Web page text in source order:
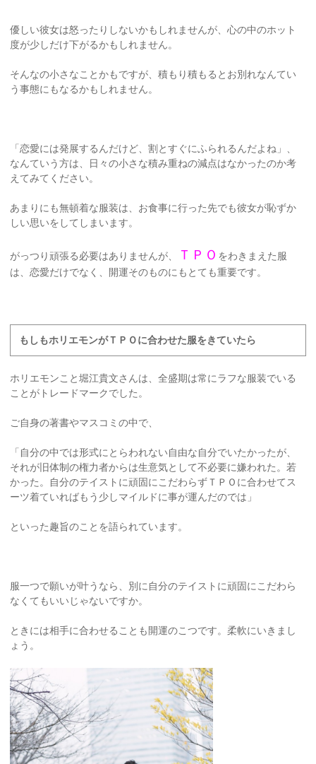
優しい彼女は怒ったりしないかもしれませんが、心の中のホット
度が少しだけ下がるかもしれません。
そんなの小さなことかもですが、積もり積もるとお別れなんてい
う事態にもなるかもしれません。
「恋愛には発展するんだけど、割とすぐにふられるんだよね」、
なんていう方は、日々の小さな積み重ねの減点はなかったのか考
えてみてください。
あまりにも無頓着な服装は、お食事に行った先でも彼女が恥ずか
しい思いをしてしまいます。
がっつり頑張る必要はありませんが、 ＴＰＯ をわきまえた服
は、恋愛だけでなく、開運そのものにもとても重要です。
もしもホリエモンがＴＰＯに合わせた服をきていたら
ホリエモンこと堀江貴文さんは、全盛期は常にラフな服装でいる
ことがトレードマークでした。
ご自身の著書やマスコミの中で、
「自分の中では形式にとらわれない自由な自分でいたかったが、
それが旧体制の権力者からは生意気として不必要に嫌われた。若
かった。自分のテイストに頑固にこだわらずＴＰＯに合わせてス
ーツ着ていればもう少しマイルドに事が運んだのでは」
といった趣旨のことを語られています。
服一つで願いが叶うなら、別に自分のテイストに頑固にこだわら
なくてもいいじゃないですか。
ときには相手に合わせることも開運のこつです。柔軟にいきまし
ょう。